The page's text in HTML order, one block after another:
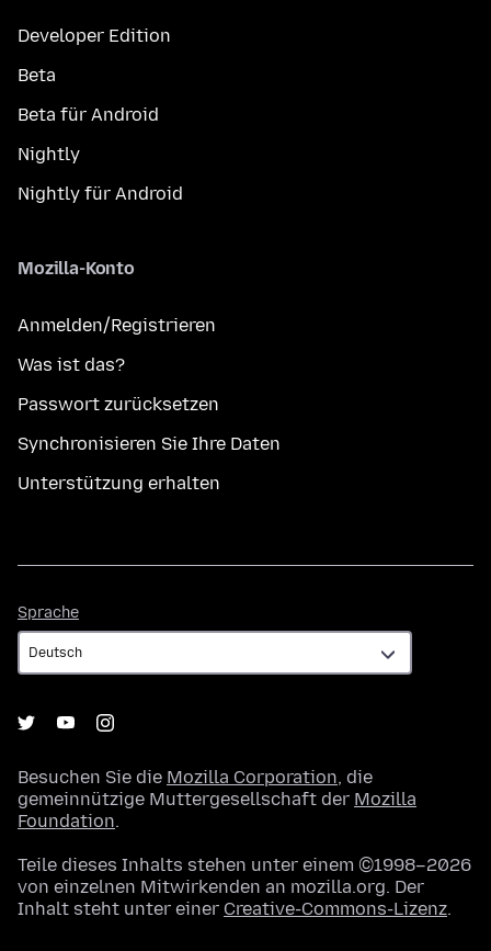
Developer Edition
Beta
Beta für Android
Nightly
Nightly für Android
Mozilla-Konto
Anmelden/Registrieren
Was ist das?
Passwort zurücksetzen
Synchronisieren Sie Ihre Daten
Unterstützung erhalten
Sprache
Besuchen Sie die Mozilla Corporation, die
gemeinnützige Muttergesellschaft der Mozilla
Foundation.
Teile dieses Inhalts stehen unter einem ©1998–2026
von einzelnen Mitwirkenden an mozilla.org. Der
Inhalt steht unter einer Creative-Commons-Lizenz.